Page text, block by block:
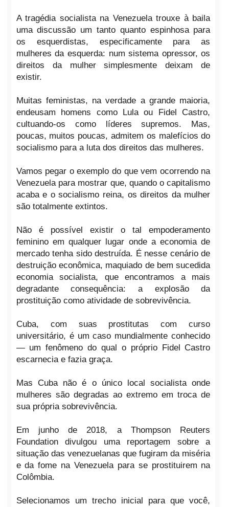
A tragédia socialista na Venezuela trouxe à baila
uma discussão um tanto quanto espinhosa para
os esquerdistas, especificamente para as
mulheres da esquerda: num sistema opressor, os
direitos da mulher simplesmente deixam de
existir.
Muitas feministas, na verdade a grande maioria,
endeusam homens como Lula ou Fidel Castro,
cultuando-os como líderes supremos. Mas,
poucas, muitos poucas, admitem os malefícios do
socialismo para a luta dos direitos das mulheres.
Vamos pegar o exemplo do que vem ocorrendo na
Venezuela para mostrar que, quando o capitalismo
acaba e o socialismo reina, os direitos da mulher
são totalmente extintos.
Não é possível existir o tal empoderamento
feminino em qualquer lugar onde a economia de
mercado tenha sido destruída. É nesse cenário de
destruição econômica, maquiado de bem sucedida
economia socialista, que encontramos a mais
degradante consequência: a explosão da
prostituição como atividade de sobrevivência.
Cuba, com suas prostitutas com curso
universitário, é um caso mundialmente conhecido
— um fenômeno do qual o próprio Fidel Castro
escarnecia e fazia graça.
Mas Cuba não é o único local socialista onde
mulheres são degradas ao extremo em troca de
sua própria sobrevivência.
Em junho de 2018, a Thompson Reuters
Foundation divulgou uma reportagem sobre a
situação das venezuelanas que fugiram da miséria
e da fome na Venezuela para se prostituirem na
Colômbia.
Selecionamos um trecho inicial para que você,